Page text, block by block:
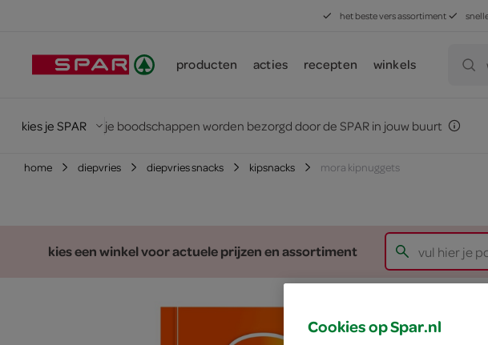
het beste vers assortiment
producten acties recepten winkels
kies je SPAR je boodschappen worden bezorgd door de SPAR in jouw buurt
home diepvries diepvries snacks kipsnacks mora kipnuggets
kies een winkel voor actuele prijzen en assortiment
Cookies op Spar.nl